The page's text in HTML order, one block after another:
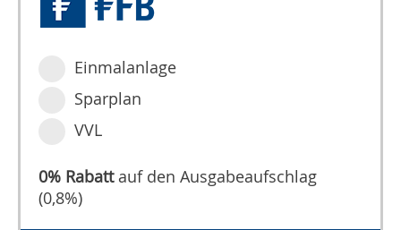
Einmalanlage
Sparplan
VVL
0% Rabattauf den Ausgabeaufschlag
(0,8%)